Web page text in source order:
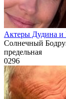
Актеры Дудина и
Солнечный
предельная
0296